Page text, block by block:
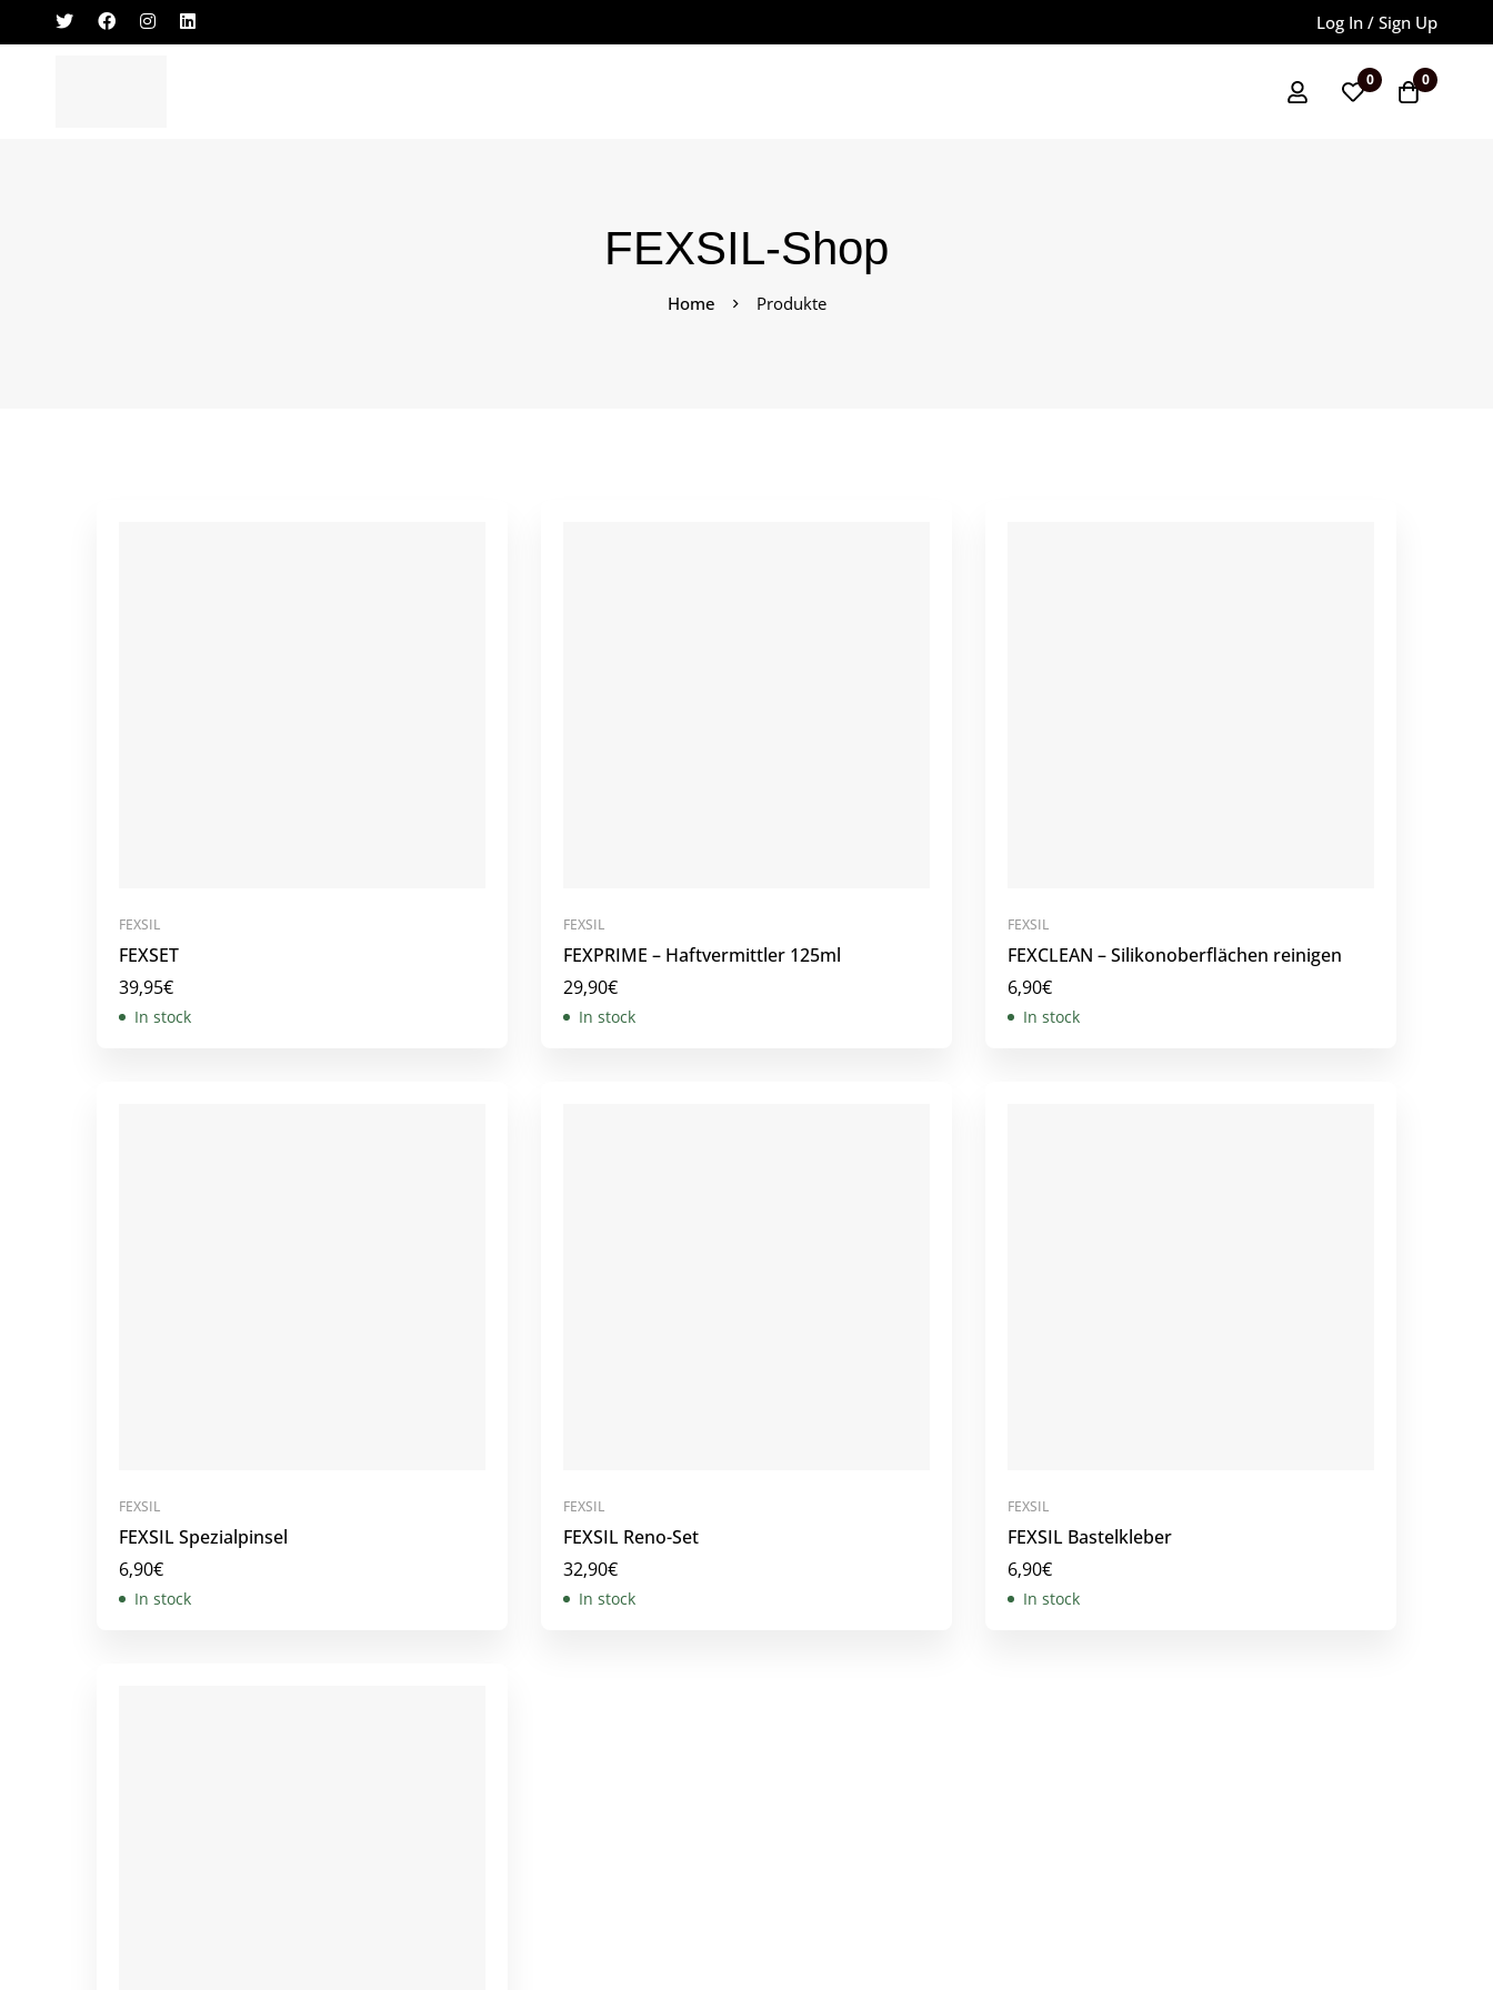
Log In / Sign Up
0 0
FEXSIL-Shop
Home Produkte
FEXSIL
FEXSET
39,95€
In stock
FEXSIL
FEXPRIME – Haftvermittler 125ml
29,90€
In stock
FEXSIL
FEXCLEAN – Silikonoberflächen reinigen
6,90€
In stock
FEXSIL
FEXSIL Spezialpinsel
6,90€
In stock
FEXSIL
FEXSIL Reno-Set
32,90€
In stock
FEXSIL
FEXSIL Bastelkleber
6,90€
In stock